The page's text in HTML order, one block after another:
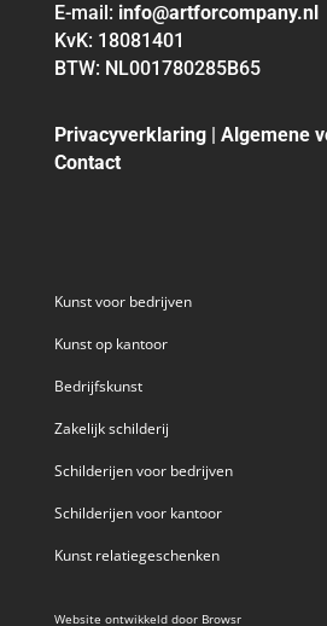
E-mail: info@artforcompany.nl
KvK: 18081401
BTW: NL001780285B65
Privacyverklaring| Algemene
Contact
Kunst voor bedrijven
Kunst op kantoor
Bedrijfskunst
Zakelijk schilderij
Schilderijen voor bedrijven
Schilderijen voor kantoor
Kunst relatiegeschenken
Website ontwikkeld door Browsr